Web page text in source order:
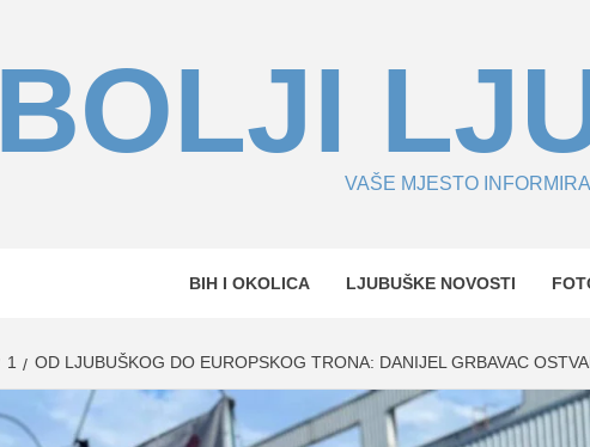
BOLJI
VAŠE MJESTO
BIH I OKOLICA LJUBUŠKE NOVOSTI
1 OD LJUBUŠKOG DO EUROPSKOG TRONA: DANIJEL GRBAVAC